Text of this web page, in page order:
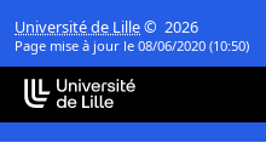
Université de Lille© 2026
Page mise à jour le 08/06/2020 (10:50)